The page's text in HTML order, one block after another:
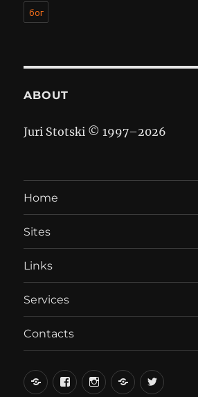
бог
ABOUT
Juri Stotski © 1997–2026
Home
Sites
Links
Services
Contacts
вКонтакте
FacebookInstagramLiveJournal
Twitter